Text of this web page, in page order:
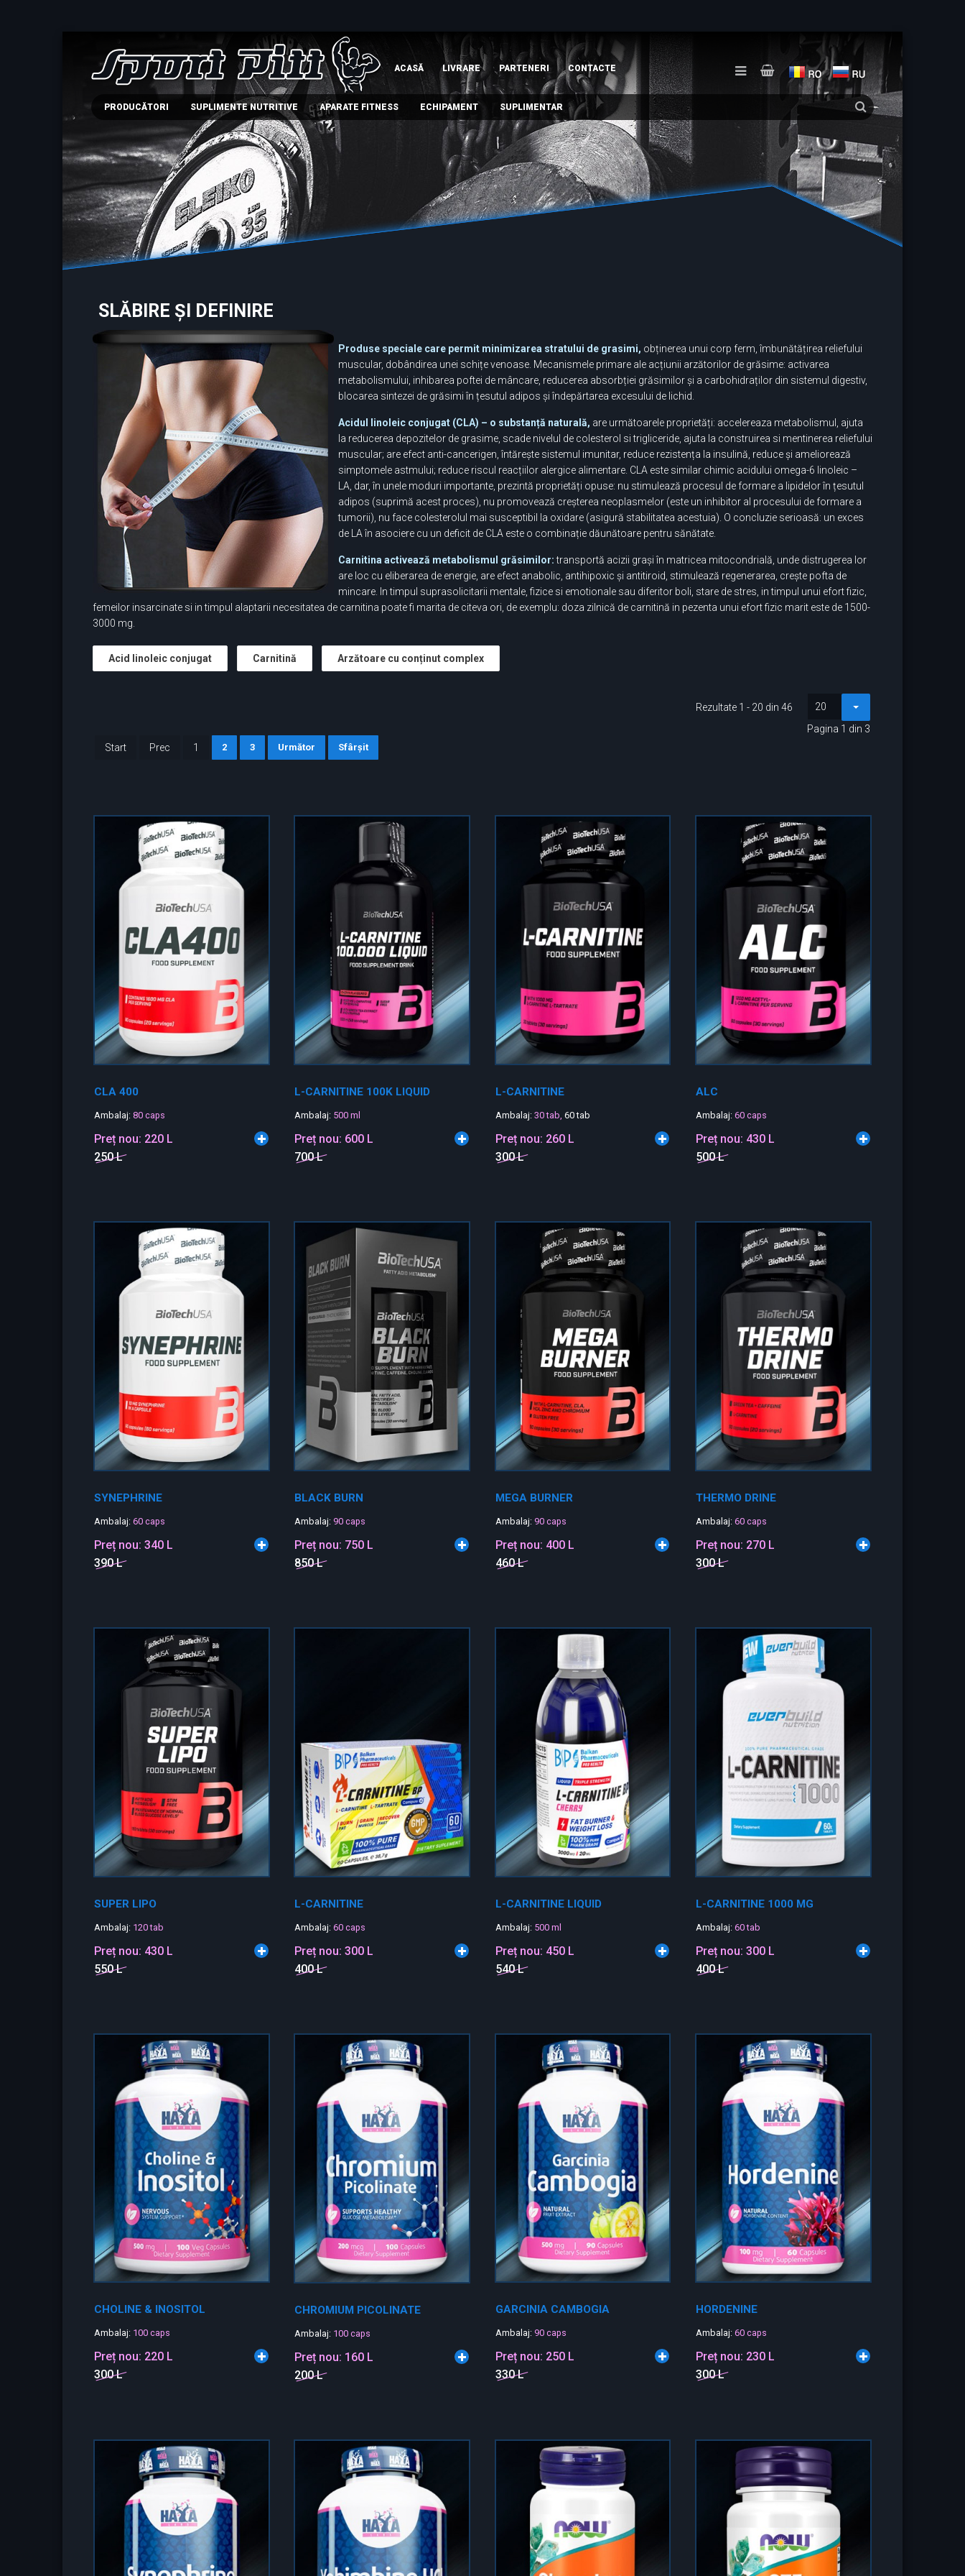
ACASĂ LIVRARE PARTENERI СONTACTE
PRODUCĂTORI SUPLIMENTE NUTRITIVE APARATE FITNESS ECHIPAMENT SUPLIMENTAR
SLĂBIRE ȘI DEFINIRE
Produse speciale care permit minimizarea stratului de grasimi, obținerea unui corp ferm, îmbunătățirea reliefului
muscular, dobândirea unei schițe venoase. Mecanismele primare ale acțiunii arzătorilor de grăsime: activarea
metabolismului, inhibarea poftei de mâncare, reducerea absorbției grăsimilor și a carbohidraților din sistemul digestiv,
blocarea sintezei de grăsimi în țesutul adipos și îndepărtarea excesului de lichid.
Acidul linoleic conjugat (CLA) – o substanță naturală, are următoarele proprietăți: accelereaza metabolismul, ajuta
la reducerea depozitelor de grasime, scade nivelul de colesterol si trigliceride, ajuta la construirea si mentinerea reliefului
muscular; are efect anti-cancerigen, întărește sistemul imunitar, reduce rezistența la insulină, reduce și ameliorează
simptomele astmului; reduce riscul reacțiilor alergice alimentare. CLA este similar chimic acidului omega-6 linoleic –
LA, dar, în unele moduri importante, prezintă proprietăți opuse: nu stimulează procesul de formare a lipidelor în țesutul
adipos (suprimă acest proces), nu promovează creșterea neoplasmelor (este un inhibitor al procesului de formare a
tumorii), nu face colesterolul mai susceptibil la oxidare (asigură stabilitatea acestuia). O concluzie serioasă: un exces
de LA în asociere cu un deficit de CLA este o combinație dăunătoare pentru sănătate.
Carnitina activează metabolismul grăsimilor:transportă acizii grași în matricea mitocondrială, unde distrugerea lor
are loc cu eliberarea de energie, are efect anabolic, antihipoxic și antitiroid, stimulează regenerarea, crește pofta de
mincare. In timpul suprasolicitarii mentale, fizice si emotionale sau diferitor boli, stare de stres, in timpul unui efort fizic,
femeilor insarcinate si in timpul alaptarii necesitatea de carnitina poate fi marita de citeva ori, de exemplu: doza zilnică de carnitină in pezenta unui efort fizic marit este de 1500-
3000 mg.
Acid linoleic conjugat Carnitină Arzătoare cu conținut complex
Rezultate 1 - 20 din 46 20
Start Prec 1 2 3 Următor Sfârșit
Pagina 1 din 3
CLA 400
Ambalaj: 80 caps
Preț nou: 220 L
250 L
L-CARNITINE 100K LIQUID
Ambalaj: 500 ml
Preț nou: 600 L
700 L
L-CARNITINE
Ambalaj: 30 tab, 60 tab
Preț nou: 260 L
300 L
ALC
Ambalaj:60 caps
Preț nou: 430 L
500 L
SYNEPHRINE
Ambalaj: 60 caps
Preț nou: 340 L
390 L
BLACK BURN
Ambalaj: 90 caps
Preț nou: 750 L
850 L
MEGA BURNER
Ambalaj: 90 caps
Preț nou: 400 L
460 L
THERMO DRINE
Ambalaj:60 caps
Preț nou: 270 L
300 L
SUPER LIPO
Ambalaj: 120 tab
Preț nou: 430 L
550 L
L-CARNITINE
Ambalaj:60 caps
Preț nou:300 L
400 L
L-CARNITINE LIQUID
Ambalaj: 500 ml
Preț nou: 450 L
540 L
L-CARNITINE 1000 MG
Ambalaj:60 tab
Preț nou:300 L
400 L
CHOLINE & INOSITOL
Ambalaj: 100 caps
Preț nou: 220 L
300 L
CHROMIUM PICOLINATE
Ambalaj: 100 caps
Preț nou: 160 L
200 L
GARCINIA CAMBOGIA
Ambalaj: 90 caps
Preț nou: 250 L
330 L
HORDENINE
Ambalaj:60 caps
Preț nou: 230 L
300 L